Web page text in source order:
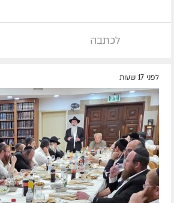
לכתבה
לפני 17 שעות